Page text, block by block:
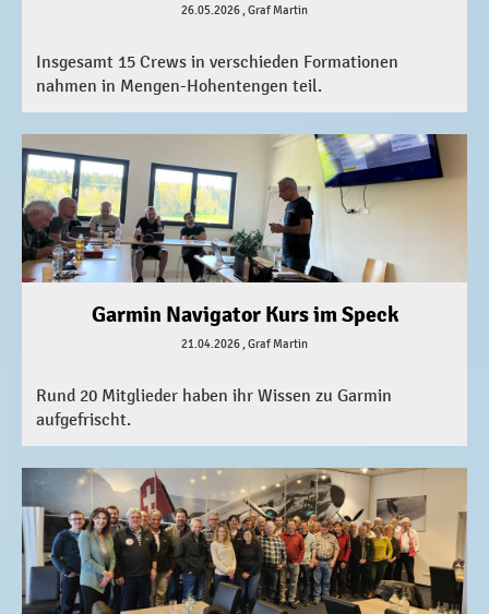
26.05.2026, Graf Martin
Insgesamt 15 Crews in verschieden Formationen
nahmen in Mengen-Hohentengen teil.
Garmin Navigator Kurs im Speck
21.04.2026, Graf Martin
Rund 20 Mitglieder haben ihr Wissen zu Garmin
aufgefrischt.